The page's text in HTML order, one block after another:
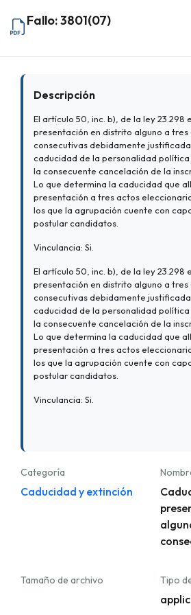
Fallo: 3801(07)
Descripción
El artículo 50, inc. b), de la ley 23.298
presentación en distrito alguno a tres
consecutivas debidamente
caducidad de la personalidad
la consecuente cancelación de la
Lo que determina la caducidad que
presentación a tres actos
los que la agrupación cuente con
postular candidatos.
Vinculancia: Si.
El artículo 50, inc. b), de la ley 23.298
presentación en distrito alguno a tres
consecutivas debidamente
caducidad de la personalidad
la consecuente cancelación de la
Lo que determina la caducidad que
presentación a tres actos
los que la agrupación cuente con
postular candidatos.
Vinculancia: Si.
Categoría
Caducidad y extinción
Tamaño de archivo Tipo